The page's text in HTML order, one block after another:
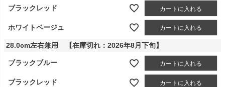
ブラックレッド カートに入れる
ホワイトベージュ カートに入れる
28.0cm左右兼用 【在庫切れ：2026年8月下旬】
ブラックブルー カートに入れる
ブラックレッド カートに入れる